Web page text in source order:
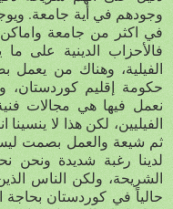
وجودهم في أية جامعة.
في اكثر من جامعة
فالأحزاب الدينية على
الفيلية، وهناك من
حكومة إقليم كوردستان،
نعمل فيها هي مجالات
الفيليين، لكن هذا لا
ثم شيعة والعمل بصمت ليس
لدينا رغبة شديدة
الشريحة، ولكن الناس
حالياً في كوردستان